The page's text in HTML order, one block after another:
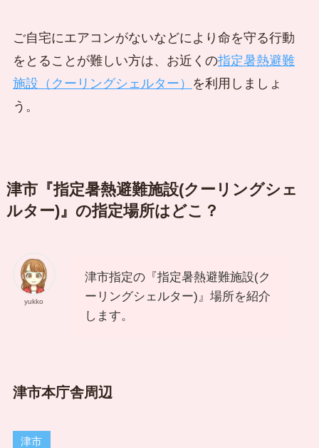
ご自宅にエアコンがないなどにより命を守る行動
をとることが難しい方は、お近くの指定暑熱避難
施設（クーリングシェルター）
を利用しましょ
う。
津市『指定暑熱避難施設(クーリングシェ
ルター)』の指定場所はどこ？
yukko
津市指定の『指定暑熱避難施設(ク
ーリングシェルター)』場所を紹介
します。
津市本庁舎周辺
津市